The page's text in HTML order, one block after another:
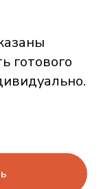
готового